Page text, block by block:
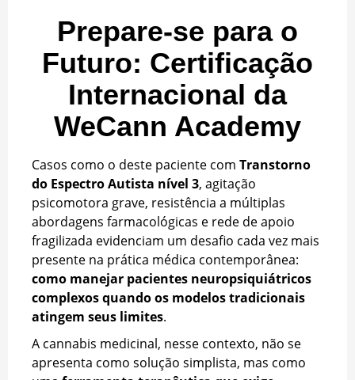
Prepare-se para o
Futuro: Certificação
Internacional da
WeCann Academy
Casos como o deste paciente com Transtorno
do Espectro Autista nível 3, agitação
psicomotora grave, resistência a múltiplas
abordagens farmacológicas e rede de apoio
fragilizada evidenciam um desafio cada vez mais
presente na prática médica contemporânea:
como manejar pacientes neuropsiquiátricos
complexos quando os modelos tradicionais
atingem seus limites.
A cannabis medicinal, nesse contexto, não se
apresenta como solução simplista, mas como